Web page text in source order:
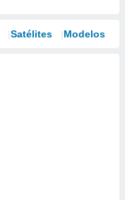
Satélites Modelos